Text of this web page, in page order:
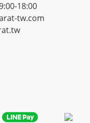
18:00
tw.com